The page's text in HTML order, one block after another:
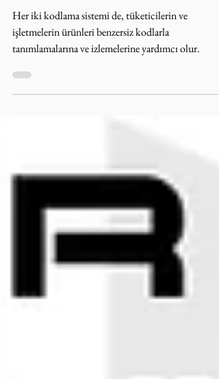
Number
Her iki kodlama sistemi de, tüketicilerin ve
işletmelerin ürünleri benzersiz kodlarla
tanımlamalarına ve izlemelerine yardımcı olur.